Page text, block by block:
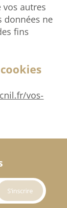
vos autres
données ne
fins
vos-